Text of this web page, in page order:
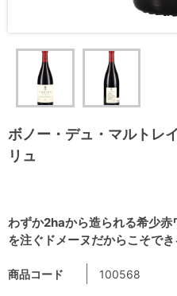
ボノー・デュ・マルトレ
リュ
わずか2haから造られる希少
を注ぐドメーヌだからこそでき
商品コード 100568